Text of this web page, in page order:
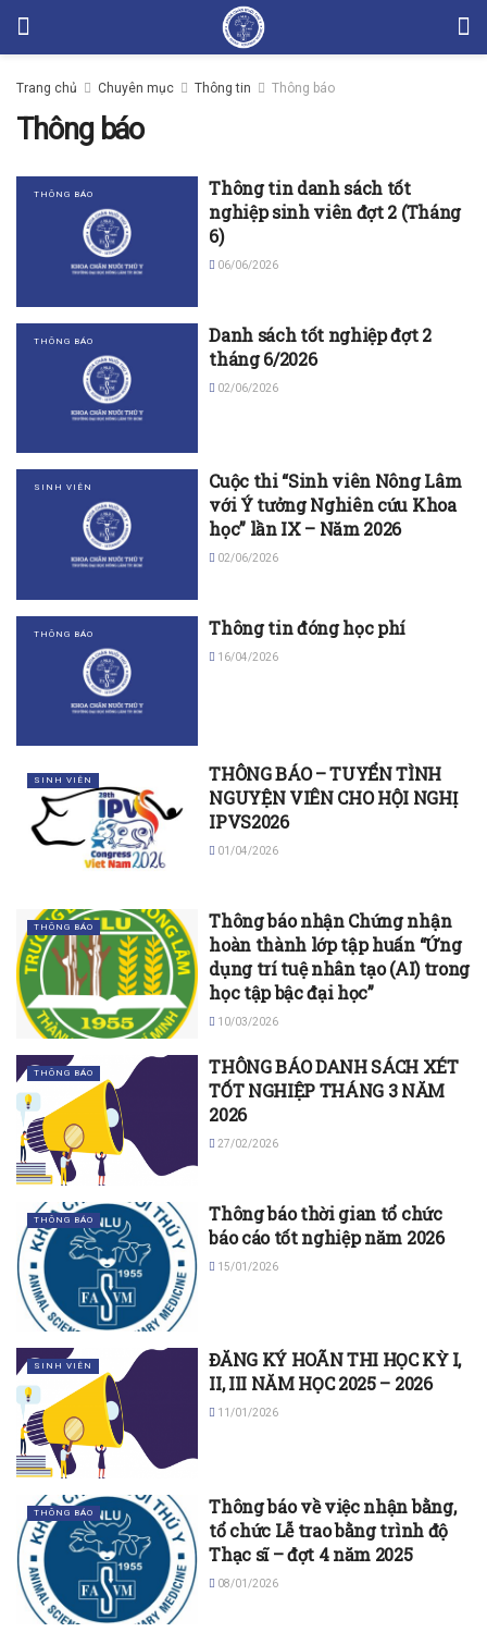
Trang chủ Chuyên mục Thông tin Thông báo
Thông báo
THÔNG BÁO
Thông tin danh sách tốt
nghiệp sinh viên đợt 2 (Tháng
6)
06/06/2026
THÔNG BÁO
Danh sách tốt nghiệp đợt 2
tháng 6/2026
02/06/2026
SINH VIÊN
Cuộc thi “Sinh viên Nông Lâm
với Ý tưởng Nghiên cứu Khoa
học” lần IX – Năm 2026
02/06/2026
THÔNG BÁO Thông tin đóng học phí
16/04/2026
SINH VIÊN
THÔNG BÁO – TUYỂN TÌNH
NGUYỆN VIÊN CHO HỘI NGHỊ
IPVS2026
01/04/2026
THÔNG BÁO
Thông báo nhận Chứng nhận
hoàn thành lớp tập huấn “Ứng
dụng trí tuệ nhân tạo (AI) trong
học tập bậc đại học”
10/03/2026
THÔNG BÁO
THÔNG BÁO DANH SÁCH XÉT
TỐT NGHIỆP THÁNG 3 NĂM
2026
27/02/2026
THÔNG BÁO
Thông báo thời gian tổ chức
báo cáo tốt nghiệp năm 2026
15/01/2026
SINH VIÊN
ĐĂNG KÝ HOÃN THI HỌC KỲ I,
II, III NĂM HỌC 2025 – 2026
11/01/2026
THÔNG BÁO
Thông báo về việc nhận bằng,
tổ chức Lễ trao bằng trình độ
Thạc sĩ – đợt 4 năm 2025
08/01/2026